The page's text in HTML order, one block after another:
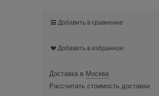
Добавить в сравнение
Добавить в избранное
Доставка в Москва
Рассчитать стоимость доставки